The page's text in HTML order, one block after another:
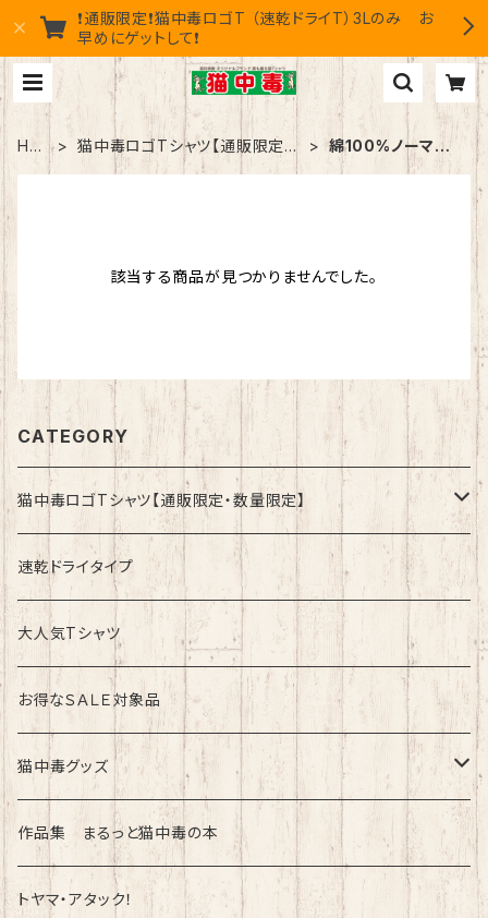
❗通販限定❗猫中毒ロゴT （速乾ドライT）3Lのみ お
早めにゲットして❗
HO
猫中毒ロゴTシャツ【通販限定・
数量限定】
綿100%ノーマル
タイプ
該当する商品が見つかりませんでした。
CATEGORY
猫中毒ロゴTシャツ【通販限定・数量限定】
速乾ドライタイプ
綿100%ノーマルタイプ
速乾ドライタイプ
大人気Tシャツ
お得なＳＡＬＥ対象品
猫中毒グッズ
ラバーバンド（ブレスレット・リストバンド）
作品集 まるっと猫中毒の本
トヤマ・アタック！